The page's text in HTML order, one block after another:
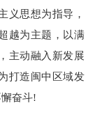
义思想为指导，
越为主题，以满
主动融入新发展
打造闽中区域发
奋斗!